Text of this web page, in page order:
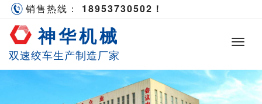
销售热线： 18953730502！
神华机械
双速绞车生产制造厂家